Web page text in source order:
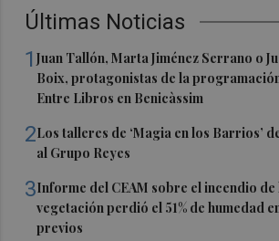
Últimas Noticias
1Juan Tallón, Marta Jiménez Serrano o
Boix, protagonistas de la
Entre Libros en Benicàssim
2Los talleres de ‘Magia en los Barrios’
al Grupo Reyes
3Informe del CEAM sobre el incendio de
vegetación perdió el 51% de humedad
previos